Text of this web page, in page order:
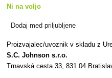
Ni na voljo
Dodaj med priljubljene
Proizvajalec/uvoznik v skladu z
S.C. Johnson s.r.o.
Trnavská cesta 33, 831 04